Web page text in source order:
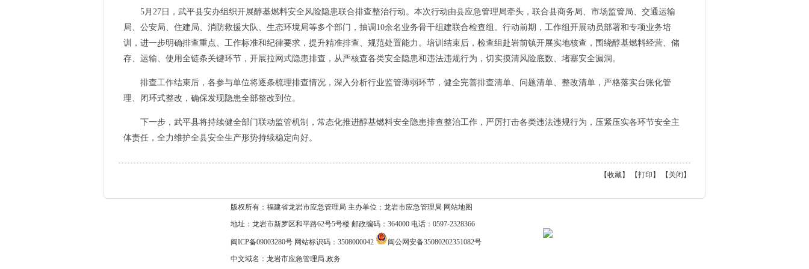
5月27日，武平县安办组织开展醇基燃料安全风险隐患联合排查整治行动。本次行动由县应急管理局牵头，联合县商务局、市场监管局、交通运输
局、公安局、住建局、消防救援大队、生态环境局等多个部门，抽调10余名业务骨干组建联合检查组。行动前期，工作组开展动员部署和专项业务培
训，进一步明确排查重点、工作标准和纪律要求，提升精准排查、规范处置能力。培训结束后，检查组赴岩前镇开展实地核查，围绕醇基燃料经营、储
存、运输、使用全链条关键环节，开展拉网式隐患排查，从严核查各类安全隐患和违法违规行为，切实摸清风险底数、堵塞安全漏洞。
排查工作结束后，各参与单位将逐条梳理排查情况，深入分析行业监管薄弱环节，健全完善排查清单、问题清单、整改清单，严格落实台账化管
理、闭环式整改，确保发现隐患全部整改到位。
下一步，武平县将持续健全部门联动监管机制，常态化推进醇基燃料安全隐患排查整治工作，严厉打击各类违法违规行为，压紧压实各环节安全主
体责任，全力维护全县安全生产形势持续稳定向好。
【收藏】 【打印 】 【 关闭 】